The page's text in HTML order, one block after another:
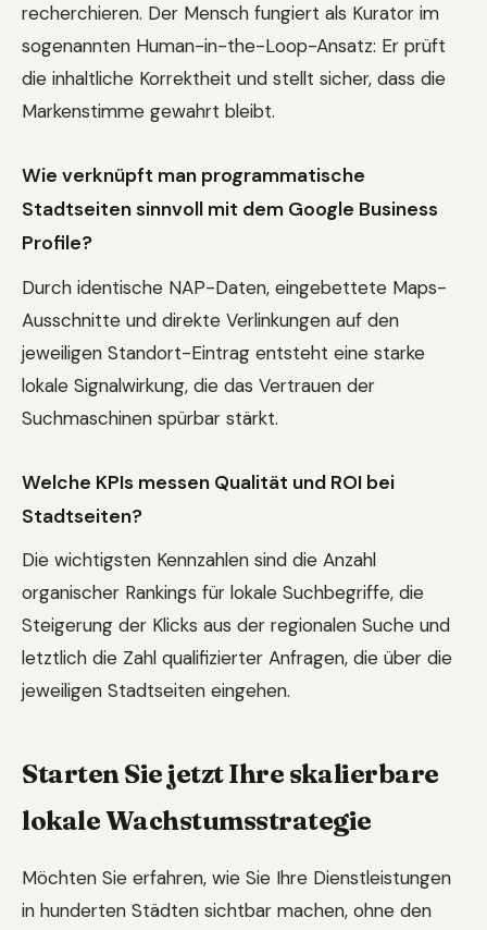
recherchieren. Der Mensch fungiert als Kurator im
sogenannten Human-in-the-Loop-Ansatz: Er prüft
die inhaltliche Korrektheit und stellt sicher, dass die
Markenstimme gewahrt bleibt.
Wie verknüpft man programmatische
Stadtseiten sinnvoll mit dem Google Business
Profile?
Durch identische NAP-Daten, eingebettete Maps-
Ausschnitte und direkte Verlinkungen auf den
jeweiligen Standort-Eintrag entsteht eine starke
lokale Signalwirkung, die das Vertrauen der
Suchmaschinen spürbar stärkt.
Welche KPIs messen Qualität und ROI bei
Stadtseiten?
Die wichtigsten Kennzahlen sind die Anzahl
organischer Rankings für lokale Suchbegriffe, die
Steigerung der Klicks aus der regionalen Suche und
letztlich die Zahl qualifizierter Anfragen, die über die
jeweiligen Stadtseiten eingehen.
Starten Sie jetzt Ihre skalierbare
lokale Wachstumsstrategie
Möchten Sie erfahren, wie Sie Ihre Dienstleistungen
in hunderten Städten sichtbar machen, ohne den